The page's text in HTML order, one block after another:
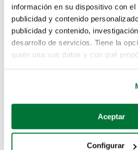
información en su dispositivo con el
publicidad y contenido
publicidad y contenido,
desarrollo de servicios. Tiene la
quién usa sus datos y con qué
Si lo permite, también quisiéramos:
Recopilar información sobre su
Aceptar
Configurar